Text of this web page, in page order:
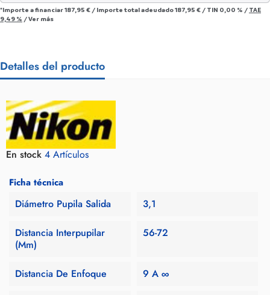
*Importe a financiar187,95 € / Importe total adeudado187,95 € / TIN 0,00 % / TAE
9,49 % /Ver más
Detalles del producto
En stock 4 Artículos
Ficha técnica
Diámetro Pupila Salida 3,1
Distancia Interpupilar
(mm)
56-72
Distancia De Enfoque 9 A ∞